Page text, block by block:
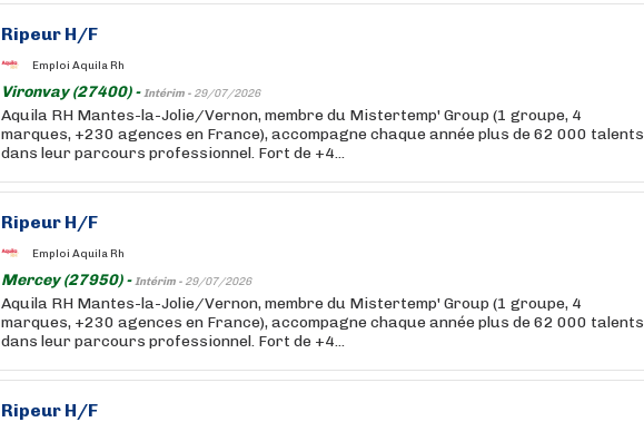
Ripeur H/F
Emploi Aquila Rh
Vironvay (27400) -Intérim - 29/07/2026
Aquila RH Mantes-la-Jolie/Vernon, membre du Mistertemp' Group (1 groupe, 4
marques, +230 agences en France), accompagne chaque année plus de 62 000 talents
dans leur parcours professionnel. Fort de +4...
Ripeur H/F
Emploi Aquila Rh
Mercey (27950) -Intérim - 29/07/2026
Aquila RH Mantes-la-Jolie/Vernon, membre du Mistertemp' Group (1 groupe, 4
marques, +230 agences en France), accompagne chaque année plus de 62 000 talents
dans leur parcours professionnel. Fort de +4...
Ripeur H/F